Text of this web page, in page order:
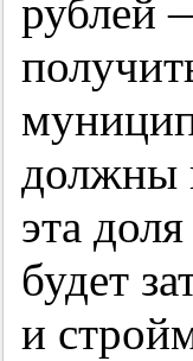
рублей
должны
эта
будет
и